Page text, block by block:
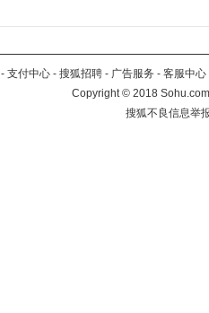
- 支付中心 - 搜狐招聘 - 广告服务 - 客服中心
Copyright©2018
搜狐不良信息举